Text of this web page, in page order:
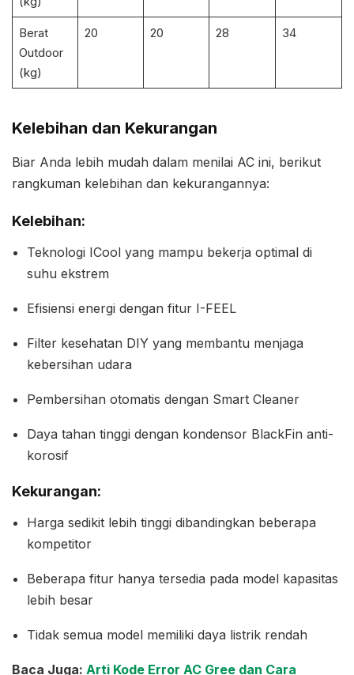
Berat
Outdoor
(kg)
20 20 28 34
Kelebihan dan Kekurangan
Biar Anda lebih mudah dalam menilai AC ini, berikut
rangkuman kelebihan dan kekurangannya:
Kelebihan:
Teknologi ICool yang mampu bekerja optimal di
suhu ekstrem
Efisiensi energi dengan fitur I-FEEL
Filter kesehatan DIY yang membantu menjaga
kebersihan udara
Pembersihan otomatis dengan Smart Cleaner
Daya tahan tinggi dengan kondensor BlackFin anti-
korosif
Kekurangan:
Harga sedikit lebih tinggi dibandingkan beberapa
kompetitor
Beberapa fitur hanya tersedia pada model kapasitas
lebih besar
Tidak semua model memiliki daya listrik rendah
Baca Juga: Arti Kode Error AC Gree dan Cara